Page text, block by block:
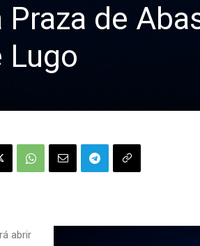
de
Lugo
abrir